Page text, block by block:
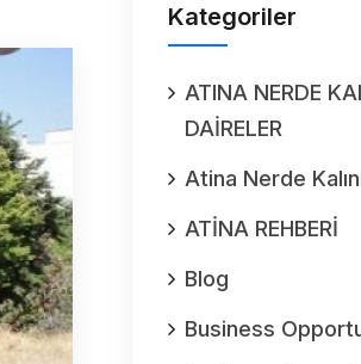
Kategoriler
ATINA NERDE
DAİRELER
Atina Nerde
ATİNA REHBERİ
Blog
Business